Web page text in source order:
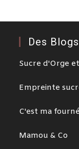
Des
Sucre d'Orge
Empreinte
C'est ma
Mamou & Co